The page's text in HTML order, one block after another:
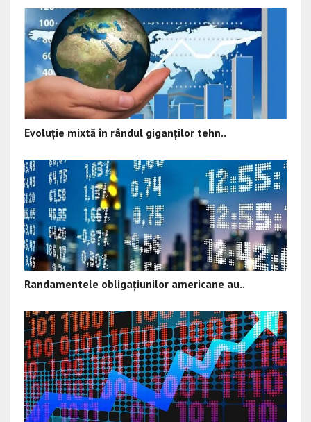
Evoluție mixtă în rândul giganților tehn..
Randamentele obligațiunilor americane au..